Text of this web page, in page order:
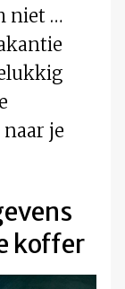
niet …
je
koffer